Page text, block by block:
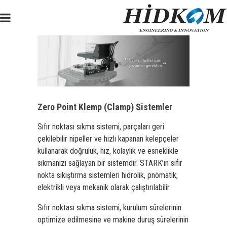
Zero Point Klemp (Clamp) Sistemler
Sıfır noktası sıkma sistemi, parçaları geri
çekilebilir nipeller ve hızlı kapanan kelepçeler
kullanarak doğruluk, hız, kolaylık ve esneklikle
sıkmanızı sağlayan bir sistemdir. STARK’ın sıfır
nokta sıkıştırma sistemleri hidrolik, pnömatik,
elektrikli veya mekanik olarak çalıştırılabilir.
Sıfır noktası sıkma sistemi, kurulum sürelerinin
optimize edilmesine ve makine duruş sürelerinin